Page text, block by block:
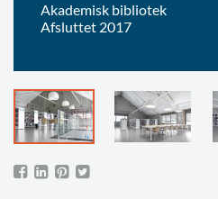
Akademisk bibliotek
Afsluttet 2017